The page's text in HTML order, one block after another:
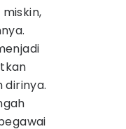
dirinya.